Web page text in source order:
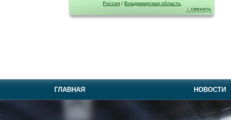
Россия /Владимирская область
↓ сменить
ГЛАВНАЯ НОВОСТИ